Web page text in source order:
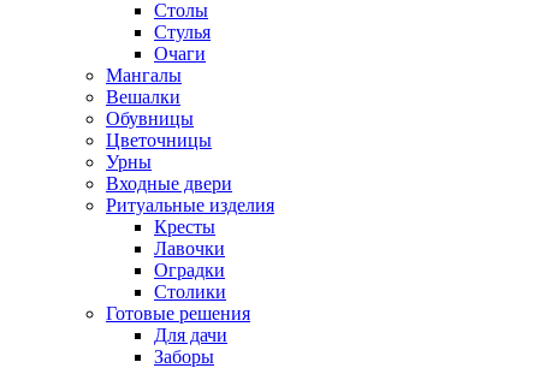
Столы
Стулья
Очаги
Мангалы
Вешалки
Обувницы
Цветочницы
Урны
Входные двери
Ритуальные изделия
Кресты
Лавочки
Оградки
Столики
Готовые решения
Для дачи
Заборы